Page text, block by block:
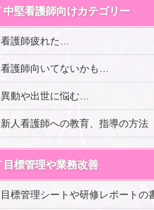
中堅看護師向けカテゴリー
看護師疲れた…
看護師向いてないかも…
異動や出世に悩む…
新人看護師への教育、指導の方法
目標管理や業務改善
目標管理シートや研修レポートの